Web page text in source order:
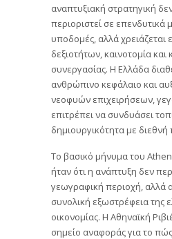
αναπτυξιακή στρατηγική
περιοριστεί σε επενδυτικά
υποδομές, αλλά χρειάζεται
δεξιοτήτων, καινοτομία
συνεργασίας. Η Ελλάδα
ανθρώπινο κεφάλαιο και
νεοφυών επιχειρήσεων,
επιτρέπει να συνδυάσει
δημιουργικότητα με διεθνή
Το βασικό μήνυμα του
ήταν ότι η ανάπτυξη δεν
γεωγραφική περιοχή, αλλά
συνολική εξωστρέφεια της
οικονομίας. Η Αθηναϊκή
σημείο αναφοράς για το